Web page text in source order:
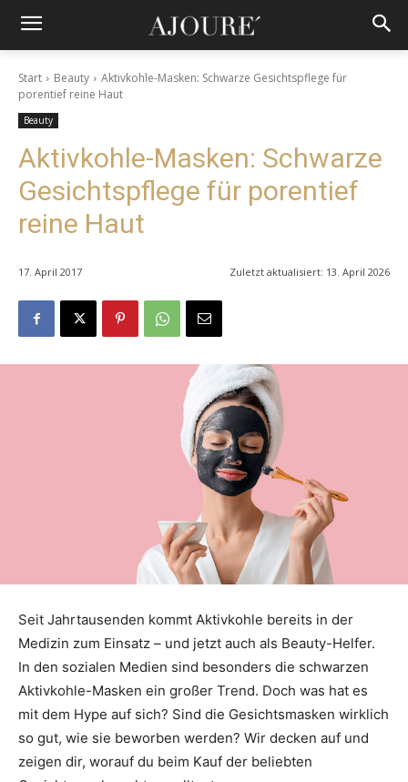
Start Beauty
Aktivkohle-Masken: Schwarze Gesichtspflege für
porentief reine Haut
Beauty
Aktivkohle-Masken: Schwarze
Gesichtspflege für porentief
reine Haut
17. April 2017 Zuletzt aktualisiert: 13. April 2026
Seit Jahrtausenden kommt Aktivkohle bereits in der
Medizin zum Einsatz – und jetzt auch als Beauty-Helfer.
In den sozialen Medien sind besonders die schwarzen
Aktivkohle-Masken ein großer Trend. Doch was hat es
mit dem Hype auf sich? Sind die Gesichtsmasken wirklich
so gut, wie sie beworben werden? Wir decken auf und
zeigen dir, worauf du beim Kauf der beliebten